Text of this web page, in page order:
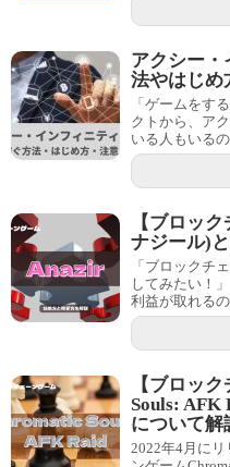
アクシー・
法やはじめ
「ゲームをす
クトから、ア
いる人もいる
【ブロッ
ナジール)
「ブロックチ
してみたい！
利益が取れる
【ブロッ
Souls: AFK
について解
2022年4月に